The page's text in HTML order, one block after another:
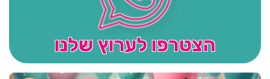
הצטרפו לערוץ שלנו